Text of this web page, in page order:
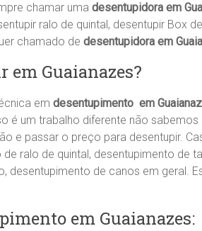
chamar uma desentupidora em
ralo de quintal, desentupir Box
chamado de desentupidora em
em Guaianazes?
em desentupimento em
é um trabalho diferente não
e passar o preço para desentupir.
ralo de quintal, desentupimento de
desentupimento de canos em geral.
em Guaianazes: